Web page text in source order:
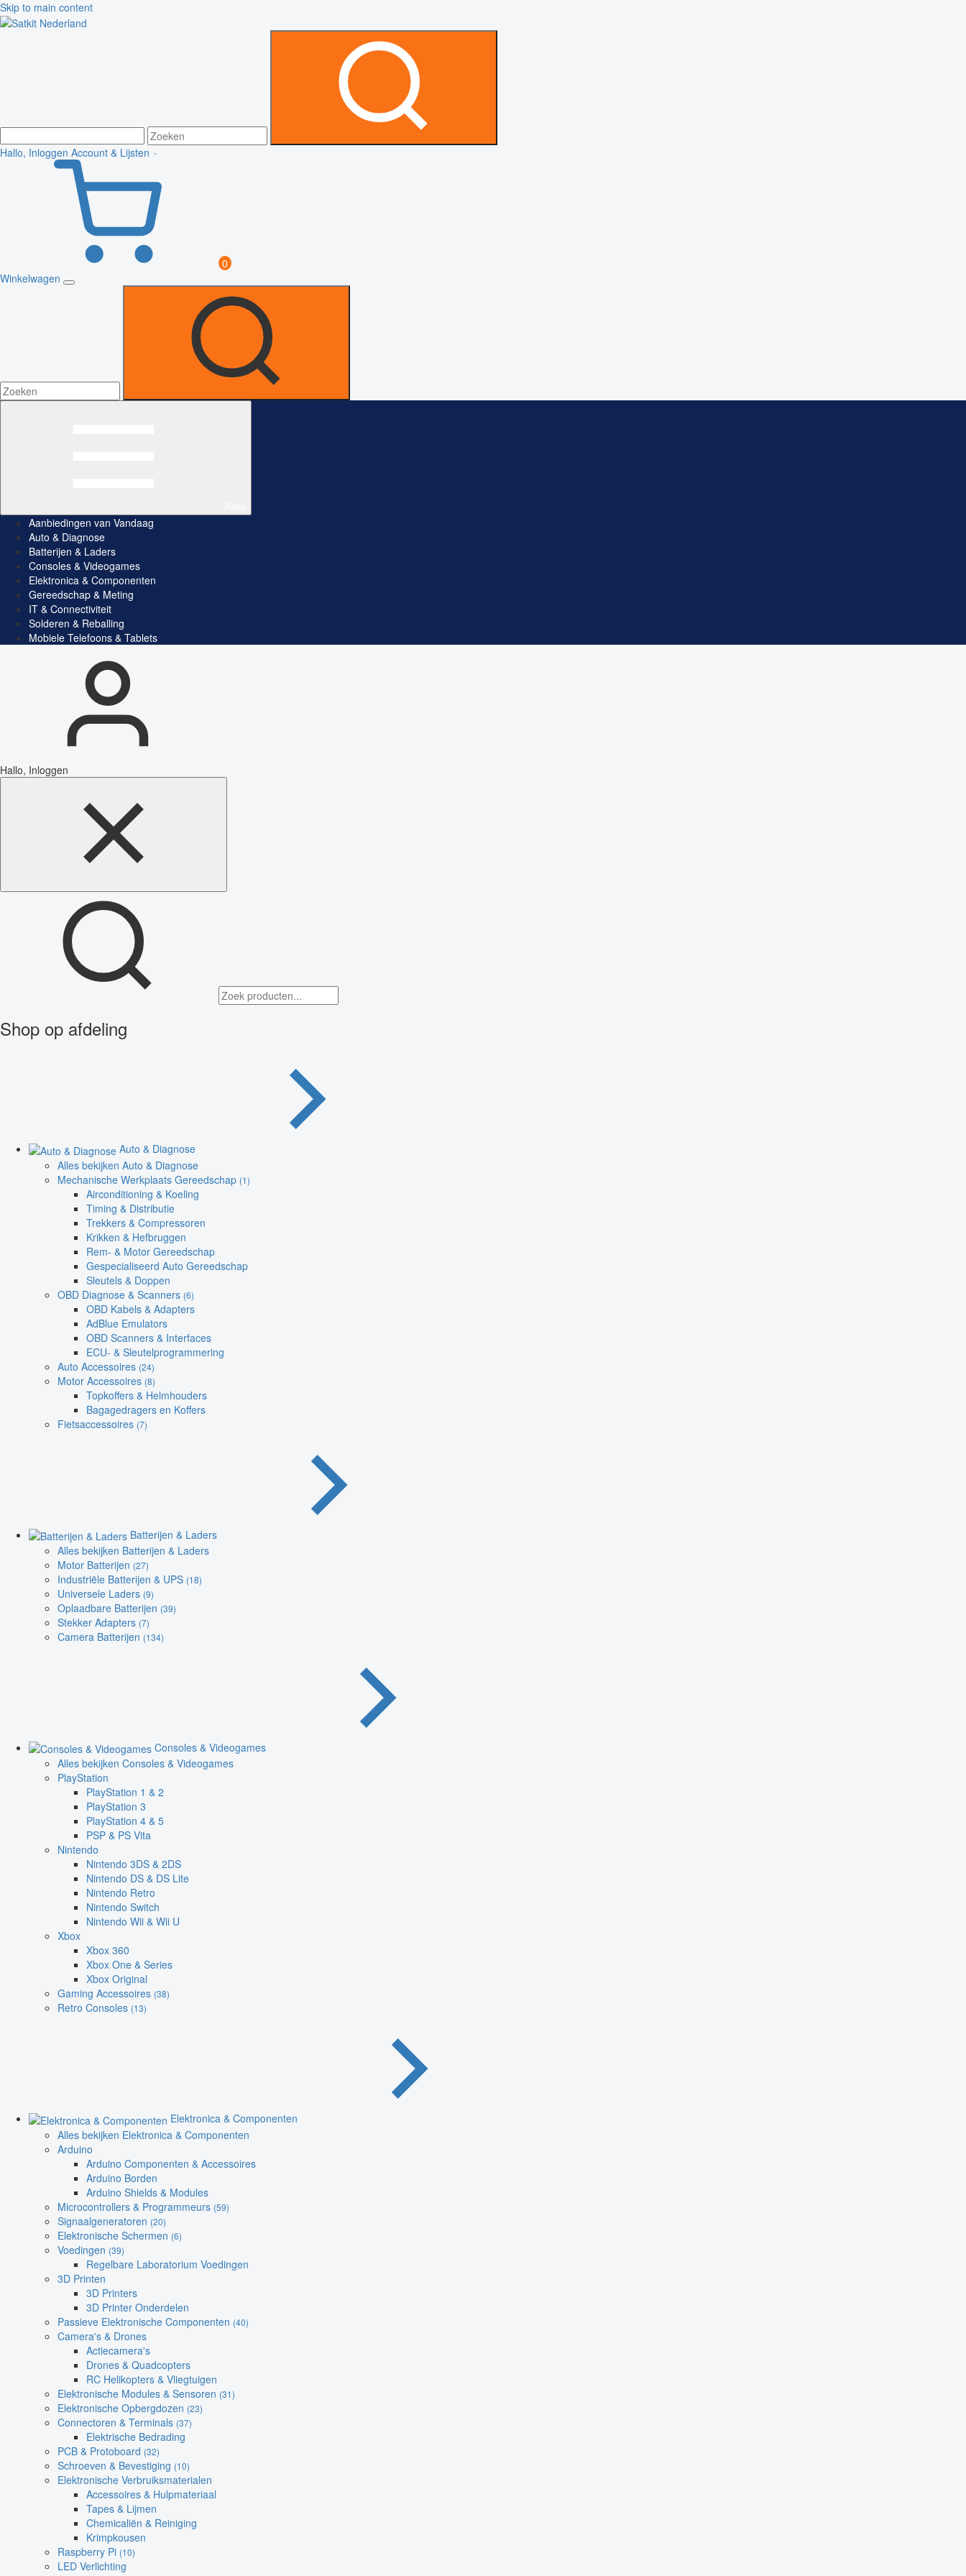
Skip to main content
Hallo, Inloggen Account & Lijsten
0
Winkelwagen
Aanbiedingen van Vandaag
Auto & Diagnose
Batterijen & Laders
Consoles & Videogames
Elektronica & Componenten
Gereedschap & Meting
IT & Connectiviteit
Solderen & Reballing
Mobiele Telefoons & Tablets
Hallo, Inloggen
Shop op afdeling
Auto & Diagnose
Alles bekijken Auto & Diagnose
Mechanische Werkplaats Gereedschap (1)
Airconditioning & Koeling
Timing & Distributie
Trekkers & Compressoren
Krikken & Hefbruggen
Rem- & Motor Gereedschap
Gespecialiseerd Auto Gereedschap
Sleutels & Doppen
OBD Diagnose & Scanners (6)
OBD Kabels & Adapters
AdBlue Emulators
OBD Scanners & Interfaces
ECU- & Sleutelprogrammering
Auto Accessoires (24)
Motor Accessoires (8)
Topkoffers & Helmhouders
Bagagedragers en Koffers
Fietsaccessoires (7)
Batterijen & Laders
Alles bekijken Batterijen & Laders
Motor Batterijen (27)
Industriële Batterijen & UPS (18)
Universele Laders (9)
Oplaadbare Batterijen (39)
Stekker Adapters (7)
Camera Batterijen (134)
Consoles & Videogames
Alles bekijken Consoles & Videogames
PlayStation
PlayStation 1 & 2
PlayStation 3
PlayStation 4 & 5
PSP & PS Vita
Nintendo
Nintendo 3DS & 2DS
Nintendo DS & DS Lite
Nintendo Retro
Nintendo Switch
Nintendo Wii & Wii U
Xbox
Xbox 360
Xbox One & Series
Xbox Original
Gaming Accessoires (38)
Retro Consoles (13)
Elektronica & Componenten
Alles bekijken Elektronica & Componenten
Arduino
Arduino Componenten & Accessoires
Arduino Borden
Arduino Shields & Modules
Microcontrollers & Programmeurs (59)
Signaalgeneratoren (20)
Elektronische Schermen (6)
Voedingen (39)
Regelbare Laboratorium Voedingen
3D Printen
3D Printers
3D Printer Onderdelen
Passieve Elektronische Componenten (40)
Camera's & Drones
Actiecamera's
Drones & Quadcopters
RC Helikopters & Vliegtuigen
Elektronische Modules & Sensoren (31)
Elektronische Opbergdozen (23)
Connectoren & Terminals (37)
Elektrische Bedrading
PCB & Protoboard (32)
Schroeven & Bevestiging (10)
Elektronische Verbruiksmaterialen
Accessoires & Hulpmateriaal
Tapes & Lijmen
Chemicaliën & Reiniging
Krimpkousen
Raspberry Pi (10)
LED Verlichting